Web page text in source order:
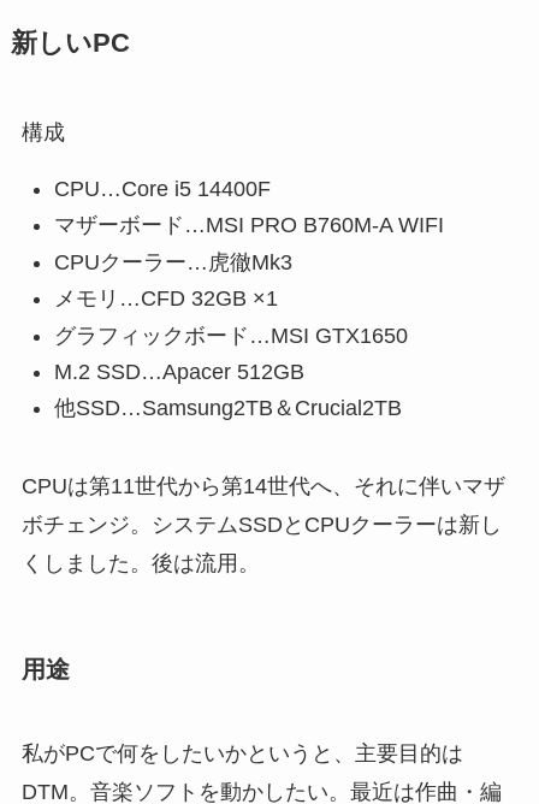
新しいPC
構成
CPU…Core i5 14400F
マザーボード…MSI PRO B760M-A WIFI
CPUクーラー…虎徹Mk3
メモリ…CFD 32GB ×1
グラフィックボード…MSI GTX1650
M.2 SSD…Apacer 512GB
他SSD…Samsung2TB＆Crucial2TB
CPUは第11世代から第14世代へ、それに伴いマザ
ボチェンジ。システムSSDとCPUクーラーは新し
くしました。後は流用。
用途
私がPCで何をしたいかというと、主要目的は
DTM。音楽ソフトを動かしたい。最近は作曲・編